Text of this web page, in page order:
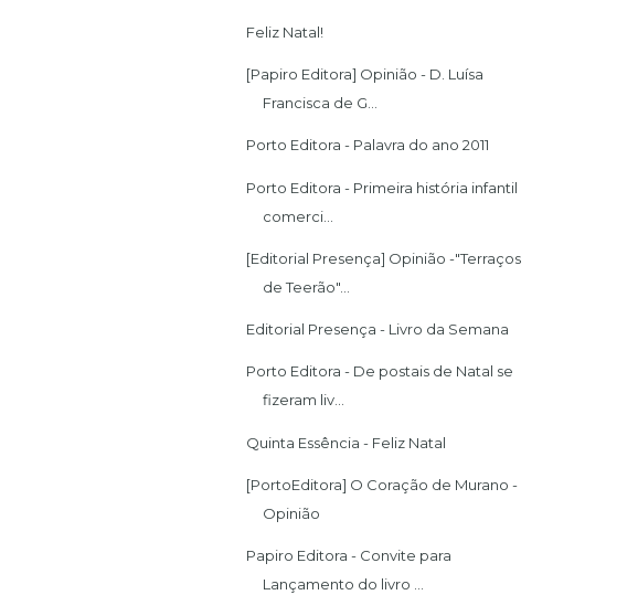
Feliz Natal!
[Papiro Editora] Opinião - D. Luísa
Francisca de G...
Porto Editora - Palavra do ano 2011
Porto Editora - Primeira história infantil
comerci...
[Editorial Presença] Opinião -"Terraços
de Teerão"...
Editorial Presença - Livro da Semana
Porto Editora - De postais de Natal se
fizeram liv...
Quinta Essência - Feliz Natal
[PortoEditora] O Coração de Murano -
Opinião
Papiro Editora - Convite para
Lançamento do livro ...